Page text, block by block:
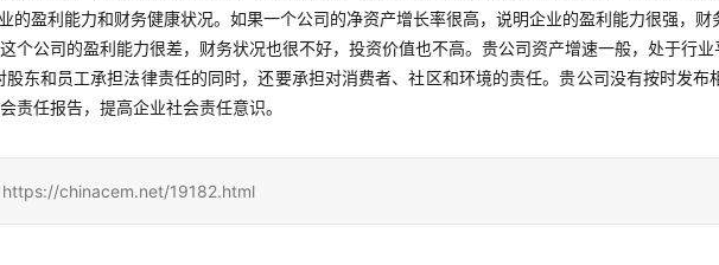
盈利能力和财务健康状况。如果一个公司的净资产增长率很高，说明企业的盈利能力很强，
个公司的盈利能力很差，财务状况也很不好，投资价值也不高。贵公司资产增速一般，处于行业
东和员工承担法律责任的同时，还要承担对消费者、社区和环境的责任。贵公司没有按时发布
责任报告，提高企业社会责任意识。
https://chinacem.net/19182.html